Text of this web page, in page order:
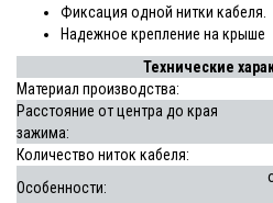
Фиксация одной нитки кабеля.
Надежное крепление на крыше
Технические
Материал производства:
Расстояние от центра до края
зажима:
Количество ниток кабеля:
Особенности: